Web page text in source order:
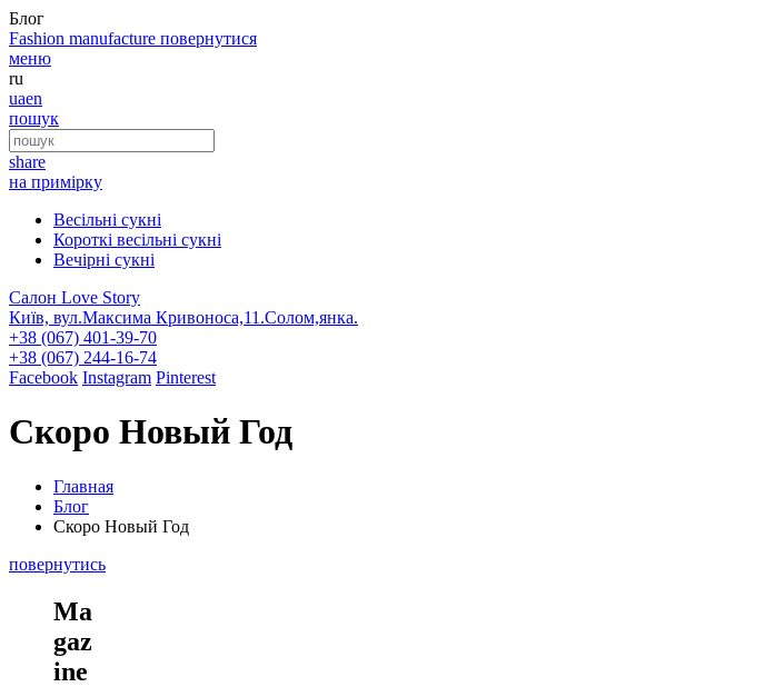
Блог
Fashion manufacture повернутися
меню
ru
uaen
пошук
share
на примірку
Весільні сукні
Короткі весільні сукні
Вечірні сукні
Салон Love Story
Київ, вул.Максима Кривоноса,11.Солом,янка.
+38 (067) 401-39-70
+38 (067) 244-16-74
Facebook Instagram Pinterest
Скоро Новый Год
Главная
Блог
Скоро Новый Год
повернутись
Ma
gaz
ine